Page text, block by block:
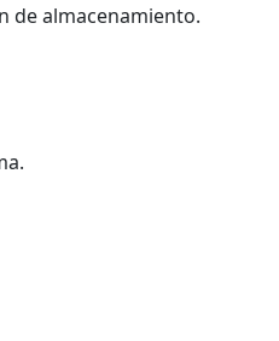
de almacenamiento.